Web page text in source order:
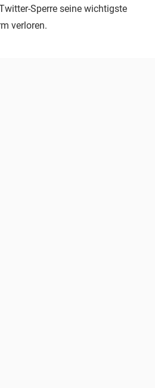
Sperre seine wichtigste
verloren.